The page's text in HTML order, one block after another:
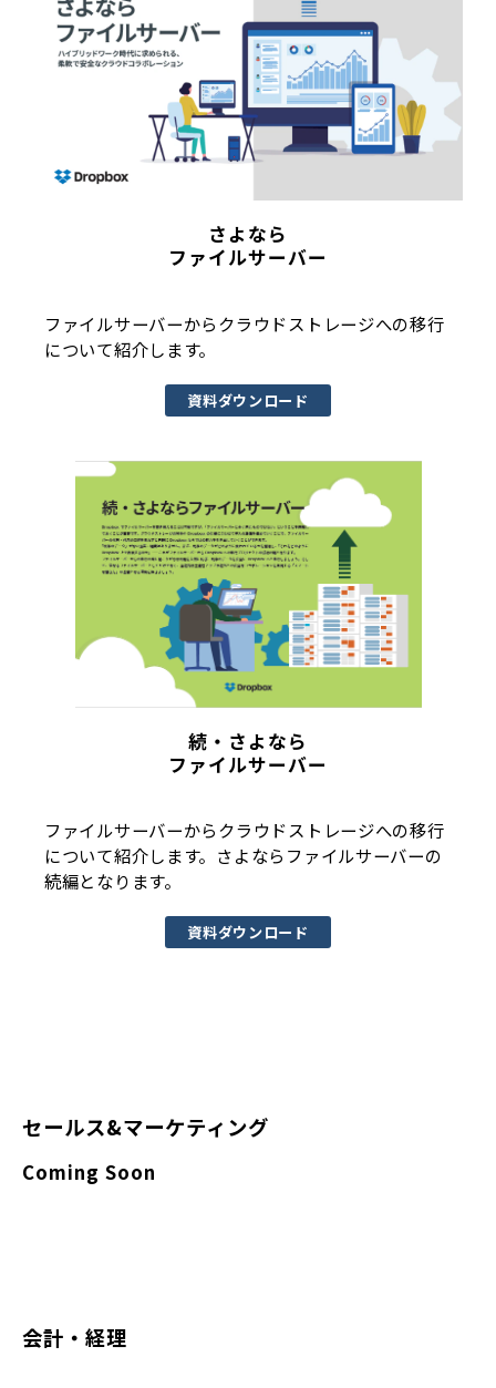
さよなら
ファイルサーバー
ファイルサーバーからクラウドストレージへの移行
について紹介します。
資料ダウンロード
続・さよなら
ファイルサーバー
ファイルサーバーからクラウドストレージへの移行
について紹介します。さよならファイルサーバーの
続編となります。
資料ダウンロード
セールス&マーケティング
Coming Soon
会計・経理